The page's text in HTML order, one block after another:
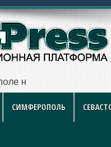
наградили
СИМФЕРОПОЛЬ